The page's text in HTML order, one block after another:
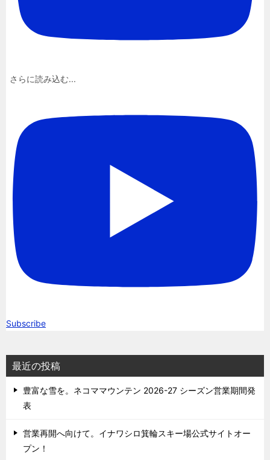
さらに読み込む...
Subscribe
最近の投稿
豊富な雪を。ネコママウンテン 2026-27 シーズン営業期間発
表
営業再開へ向けて。イナワシロ箕輪スキー場公式サイトオー
プン！